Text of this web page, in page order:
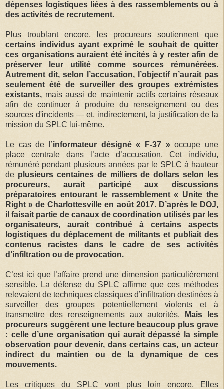
dépenses logistiques liées à des rassemblements ou à
des activités de recrutement.
Plus troublant encore, les procureurs soutiennent que
certains individus ayant exprimé le souhait de quitter
ces organisations auraient été incités à y rester afin de
préserver leur utilité comme sources rémunérées.
Autrement dit, selon l’accusation, l’objectif n’aurait pas
seulement été de surveiller des groupes extrémistes
existants, mais aussi de maintenir actifs certains réseaux
afin de continuer à produire du renseignement ou des
sources d'incidents — et, indirectement, la justification de la
mission du SPLC lui-même.
Le cas de l’informateur désigné « F-37 »occupe une
place centrale dans l’acte d’accusation. Cet individu,
rémunéré pendant plusieurs années par le SPLC à hauteur
de plusieurs centaines de milliers de dollars selon les
procureurs, aurait participé aux discussions
préparatoires entourant le rassemblement « Unite the
Right » de Charlottesville en août 2017. D’après le DOJ,
il faisait partie de canaux de coordination utilisés par les
organisateurs, aurait contribué à certains aspects
logistiques du déplacement de militants et publiait des
contenus racistes dans le cadre de ses activités
d’infiltration ou de provocation.
C’est ici que l’affaire prend une dimension particulièrement
sensible. La défense du SPLC affirme que ces méthodes
relevaient de techniques classiques d’infiltration destinées à
surveiller des groupes potentiellement violents et à
transmettre des renseignements aux autorités.
Mais les
procureurs suggèrent une lecture beaucoup plus grave
: celle d’une organisation qui aurait dépassé la simple
observation pour devenir, dans certains cas, un acteur
indirect du maintien ou de la dynamique de ces
mouvements.
Les critiques du SPLC vont plus loin encore. Elles